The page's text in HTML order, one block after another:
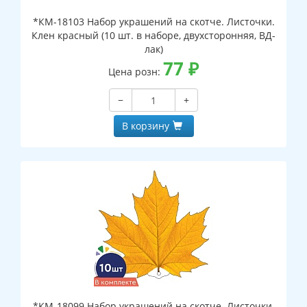
*КМ-18103 Набор украшений на скотче. Листочки.
Клен красный (10 шт. в наборе, двухсторонняя, ВД-
лак)
Цена розн: 77 ₽
−
+
В корзину